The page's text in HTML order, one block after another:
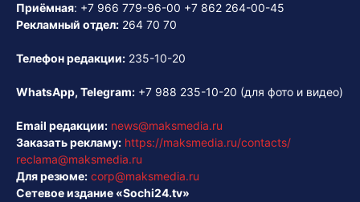
Приёмная: +7 966 779-96-00 +7 862 264-00-45
Рекламный отдел: 264 70 70
Телефон редакции: 235-10-20
WhatsApp, Telegram: +7 988 235-10-20 (для фото и видео)
Email редакции: news@maksmedia.ru
Заказать рекламу: https://maksmedia.ru/contacts/
reclama@maksmedia.ru
Для резюме: corp@maksmedia.ru
Сетевое издание «Sochi24.tv»